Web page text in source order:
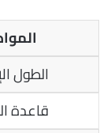
الطول
قاعدة